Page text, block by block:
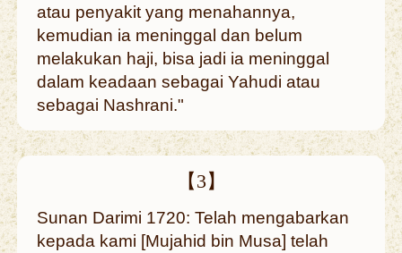
atau penyakit yang menahannya,
kemudian ia meninggal dan belum
melakukan haji, bisa jadi ia meninggal
dalam keadaan sebagai Yahudi atau
sebagai Nashrani."
【3】
Sunan Darimi 1720: Telah mengabarkan
kepada kami [Mujahid bin Musa] telah